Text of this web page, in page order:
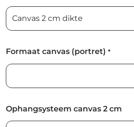
Formaat canvas (portret) *
Ophangsysteem canvas 2 cm